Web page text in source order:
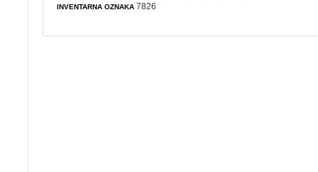
INVENTARNA OZNAKA 7826